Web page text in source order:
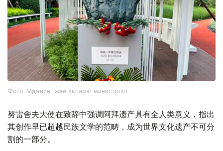
Фото: Мәдениет және ақпарат министрлігі
努雷舍夫大使在致辞中强调阿拜遗产具有全人类意义，指出
其创作早已超越民族文学的范畴，成为世界文化遗产不可分
割的一部分。